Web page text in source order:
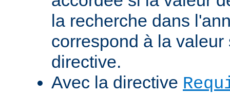
la recherche dans
correspond à la
directive.
Avec la directive